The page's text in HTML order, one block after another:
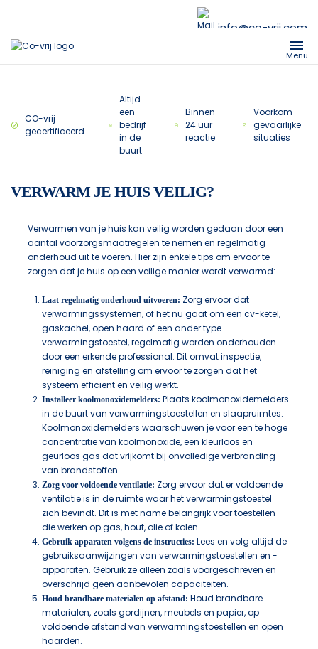
info@co-vrij.com
Menu
CO-vrij
gecertificeerd
Altijd
een
bedrijf
in de
buurt
Binnen
24 uur
reactie
Voorkom
gevaarlijke
situaties
VERWARM JE HUIS VEILIG?
Verwarmen van je huis kan veilig worden gedaan door een
aantal voorzorgsmaatregelen te nemen en regelmatig
onderhoud uit te voeren. Hier zijn enkele tips om ervoor te
zorgen dat je huis op een veilige manier wordt verwarmd:
Laat regelmatig onderhoud uitvoeren: Zorg ervoor dat
verwarmingssystemen, of het nu gaat om een cv-ketel,
gaskachel, open haard of een ander type
verwarmingstoestel, regelmatig worden onderhouden
door een erkende professional. Dit omvat inspectie,
reiniging en afstelling om ervoor te zorgen dat het
systeem efficiënt en veilig werkt.
Installeer koolmonoxidemelders: Plaats koolmonoxidemelders
in de buurt van verwarmingstoestellen en slaapruimtes.
Koolmonoxidemelders waarschuwen je voor een te hoge
concentratie van koolmonoxide, een kleurloos en
geurloos gas dat vrijkomt bij onvolledige verbranding
van brandstoffen.
Zorg voor voldoende ventilatie: Zorg ervoor dat er voldoende
ventilatie is in de ruimte waar het verwarmingstoestel
zich bevindt. Dit is met name belangrijk voor toestellen
die werken op gas, hout, olie of kolen.
Gebruik apparaten volgens de instructies: Lees en volg altijd de
gebruiksaanwijzingen van verwarmingstoestellen en -
apparaten. Gebruik ze alleen zoals voorgeschreven en
overschrijd geen aanbevolen capaciteiten.
Houd brandbare materialen op afstand: Houd brandbare
materialen, zoals gordijnen, meubels en papier, op
voldoende afstand van verwarmingstoestellen en open
haarden.